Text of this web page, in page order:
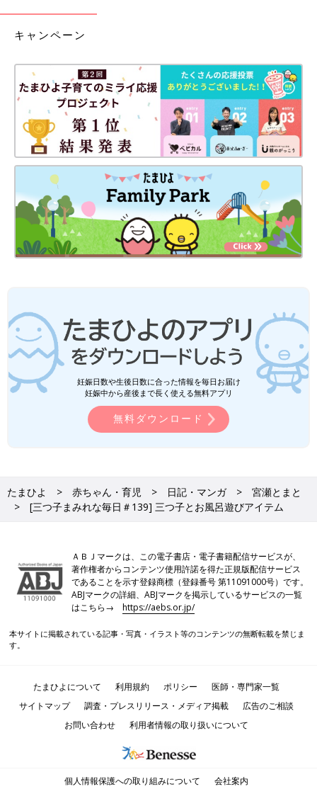
キャンペーン
妊娠日数や生後日数に合った情報を毎日お届け
妊娠中から産後まで長く使える無料アプリ
無料ダウンロード
たまひよ 赤ちゃん・育児 日記・マンガ
宮瀬とまと
[三つ子まみれな毎日＃139] 三つ子とお風呂遊びアイテム
ＡＢＪマークは、この電子書店・電子書籍配信サービスが、
著作権者からコンテンツ使用許諾を得た正規版配信サービス
であることを示す登録商標（登録番号 第11091000号）です。
ABJマークの詳細、ABJマークを掲示しているサービスの一覧
はこちら→https://aebs.or.jp/
本サイトに掲載されている記事・写真・イラスト等のコンテンツの無断転載を禁じま
す。
たまひよについて 利用規約 ポリシー
医師・専門家一覧
サイトマップ
調査・プレスリリース・メディア掲載
広告のご相談
お問い合わせ
利用者情報の取り扱いについて
個人情報保護への取り組みについて 会社案内